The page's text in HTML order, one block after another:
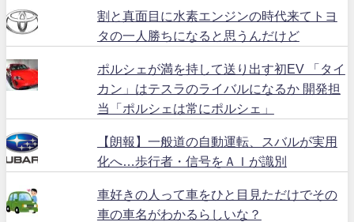
割と真面目に水素エンジンの時代来てトヨ
タの一人勝ちになると思うんだけど
ポルシェが満を持して送り出す初EV 「タイ
カン」はテスラのライバルになるか 開発担
当「ポルシェは常にポルシェ」
【朗報】一般道の自動運転、スバルが実用
化へ…歩行者・信号をＡＩが識別
車好きの人って車をひと目見ただけでその
車の車名がわかるらしいな？